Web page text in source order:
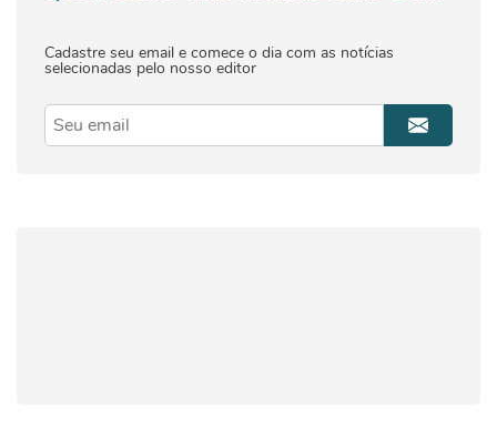
Cadastre seu email e comece o dia com as notícias
selecionadas pelo nosso editor